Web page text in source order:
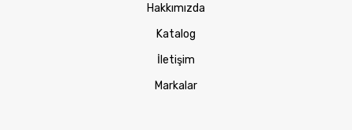
Hakkımızda
Katalog
İletişim
Markalar